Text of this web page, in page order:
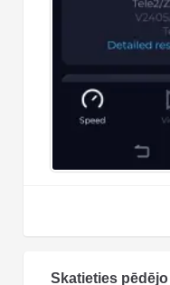
Skatieties